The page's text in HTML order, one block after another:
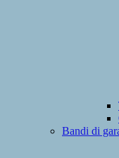
Bandi di